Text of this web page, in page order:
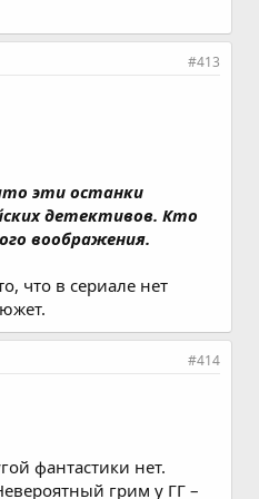
#413
эти останки
детективов. Кто
воображения.
что в сериале нет
#414
фантастики нет.
грим у ГГ –